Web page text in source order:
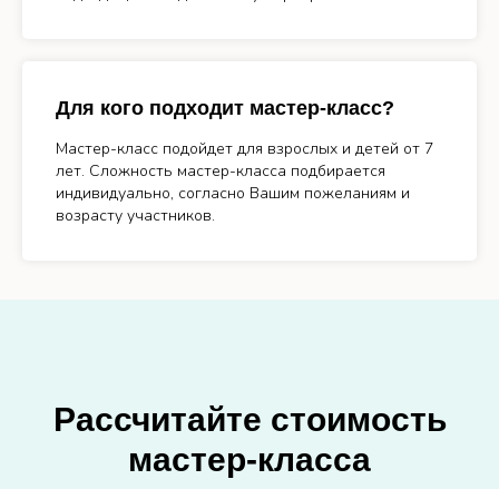
Для кого подходит мастер-класс?
Мастер-класс подойдет для взрослых и детей от 7
лет. Сложность мастер-класса подбирается
индивидуально, согласно Вашим пожеланиям и
возрасту участников.
Рассчитайте стоимость
мастер-класса